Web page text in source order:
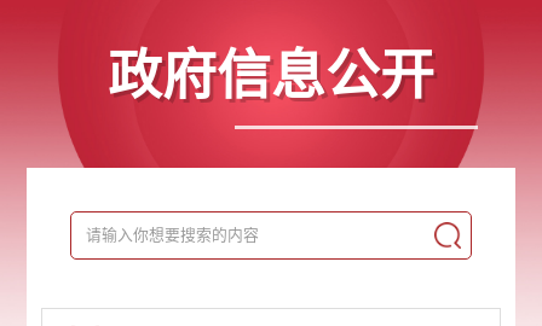
政府信息公开